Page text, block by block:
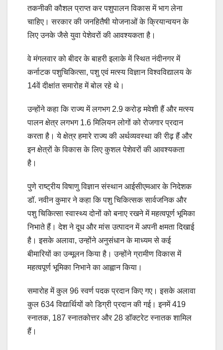
तकनीकी कौशल प्राप्त कर पशुपालन विकास में भाग लेना
चाहिए। सरकार की जनहितैषी योजनाओं के क्रियान्वयन के
लिए उनके जैसे युवा पेशेवरों की आवश्यकता है।
वे मंगलवार को बीदर के बाहरी इलाके में स्थित नंदीनगर में
कर्नाटक पशुचिकित्सा, पशु एवं मत्स्य विज्ञान विश्वविद्यालय के
14वें दीक्षांत समारोह में बोल रहे थे।
उन्होंने कहा कि राज्य में लगभग 2.9 करोड़ मवेशी हैं और मत्स्य
पालन क्षेत्र लगभग 1.6 मिलियन लोगों को रोजगार प्रदान
करता है। ये क्षेत्र हमारे राज्य की अर्थव्यवस्था की रीढ़ हैं और
इन क्षेत्रों के विकास के लिए कुशल पेशेवरों की आवश्यकता
है।
पुणे राष्ट्रीय विषाणु विज्ञान संस्थान आईसीएमआर के निदेशक
डॉ. नवीन कुमार ने कहा कि पशु चिकित्सक सार्वजनिक और
पशु चिकित्सा स्वास्थ्य दोनों को बनाए रखने में महत्वपूर्ण भूमिका
निभाते हैं। देश ने दूध और मांस उत्पादन में अपनी क्षमता दिखाई
है। इसके अलावा, उन्होंने अनुसंधान के माध्यम से कई
बीमारियों का उन्मूलन किया है। उन्होंने ग्रामीण विकास में
महत्वपूर्ण भूमिका निभाने का आह्वान किया।
समारोह में कुल 96 स्वर्ण पदक प्रदान किए गए। इसके अलावा
कुल 634 विद्यार्थियों को डिग्री प्रदान की गई। इनमें 419
स्नातक, 187 स्नातकोत्तर और 28 डॉक्टरेट स्नातक शामिल
हैं।